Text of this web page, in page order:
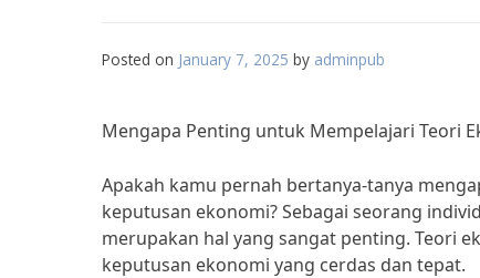
Posted on January 7, 2025 by adminpub
Mengapa Penting untuk Mempelajari Teori
Apakah kamu pernah bertanya-tanya
keputusan ekonomi? Sebagai seorang
merupakan hal yang sangat penting. Teori
keputusan ekonomi yang cerdas dan tepat.